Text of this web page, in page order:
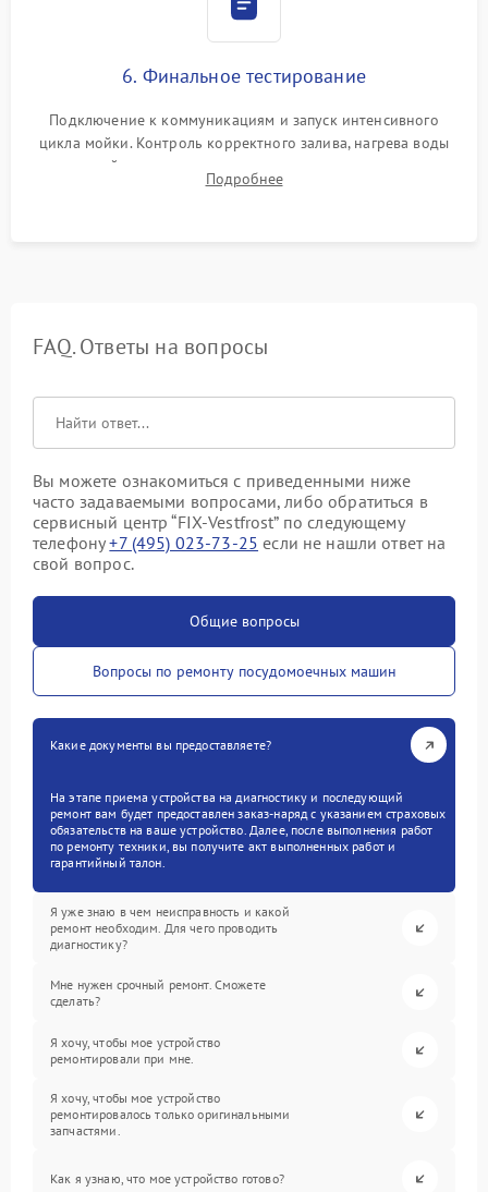
6. Финальное тестирование
Подключение к коммуникациям и запуск интенсивного
цикла мойки. Контроль корректного залива, нагрева воды
до нужной температуры, отсутствия посторонних шумов,
штатного слива и абсолютной сухости в поддоне.
Подробнее
FAQ. Ответы на вопросы
Вы можете ознакомиться с приведенными ниже
часто задаваемыми вопросами, либо обратиться в
сервисный центр “FIX-Vestfrost” по следующему
телефону+7 (495) 023-73-25 если не нашли ответ на
свой вопрос.
Общие вопросы
Вопросы по ремонту посудомоечных машин
Какие документы вы предоставляете?
На этапе приема устройства на диагностику и последующий
ремонт вам будет предоставлен заказ-наряд с указанием страховых
обязательств на ваше устройство. Далее, после выполнения работ
по ремонту техники, вы получите акт выполненных работ и
гарантийный талон.
Я уже знаю в чем неисправность и какой
ремонт необходим. Для чего проводить
диагностику?
Мне нужен срочный ремонт. Сможете
сделать?
Я хочу, чтобы мое устройство
ремонтировали при мне.
Я хочу, чтобы мое устройство
ремонтировалось только оригинальными
запчастями.
Как я узнаю, что мое устройство готово?